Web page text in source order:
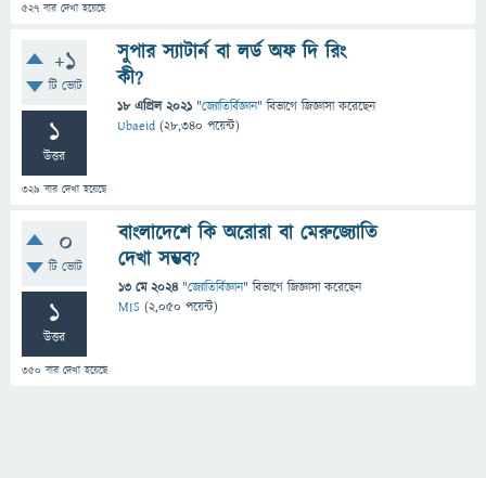
527 বার দেখা হয়েছে
+1
টি ভোট
1
উত্তর
329 বার দেখা হয়েছে
সুপার স্যাটার্ন বা লর্ড অফ দি রিং
কী?
18 এপ্রিল 2021 "জ্যোতির্বিজ্ঞান" বিভাগে জিজ্ঞাসাকরেছেন
Ubaeid (28,340 পয়েন্ট)
0
টি ভোট
1
উত্তর
350 বার দেখা হয়েছে
বাংলাদেশে কি অরোরা বা মেরুজ্যোতি
দেখা সম্ভব?
13 মে 2024 "জ্যোতির্বিজ্ঞান" বিভাগে জিজ্ঞাসাকরেছেন
MIS (2,050 পয়েন্ট)